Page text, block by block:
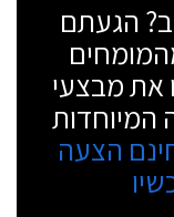
הגעתם
את מבצעי
המיוחדות
הצעה